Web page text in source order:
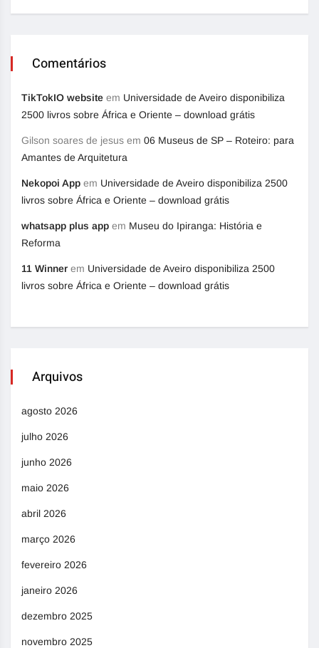
Comentários
TikTokIO website em Universidade de Aveiro disponibiliza
2500 livros sobre África e Oriente – download grátis
Gilson soares de jesus em 06 Museus de SP – Roteiro: para
Amantes de Arquitetura
Nekopoi App em Universidade de Aveiro disponibiliza 2500
livros sobre África e Oriente – download grátis
whatsapp plus app em Museu do Ipiranga: História e
Reforma
11 Winner em Universidade de Aveiro disponibiliza 2500
livros sobre África e Oriente – download grátis
Arquivos
agosto 2026
julho 2026
junho 2026
maio 2026
abril 2026
março 2026
fevereiro 2026
janeiro 2026
dezembro 2025
novembro 2025